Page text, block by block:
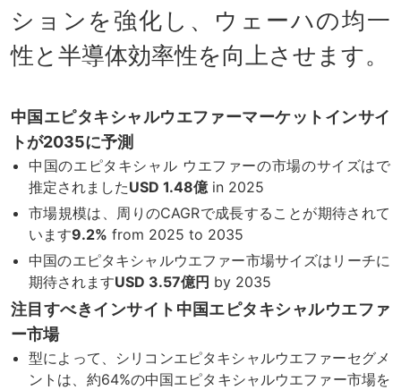
ションを強化し、ウェーハの均一
性と半導体効率性を向上させます。
中国エピタキシャルウエファーマーケットインサイ
トが2035に予測
中国のエピタキシャル ウエファーの市場のサイズはで
推定されましたUSD 1.48億 in 2025
市場規模は、周りのCAGRで成長することが期待されて
います9.2% from 2025 to 2035
中国のエピタキシャルウエファー市場サイズはリーチに
期待されますUSD 3.57億円 by 2035
注目すべきインサイト中国エピタキシャルウエファ
ー市場
型によって、シリコンエピタキシャルウエファーセグメ
ントは、約64%の中国エピタキシャルウエファー市場を